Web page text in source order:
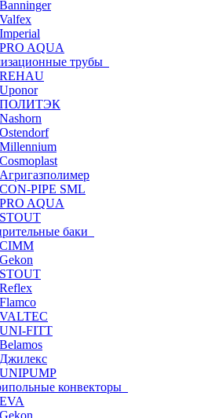
Banninger
Valfex
Imperial
PRO AQUA
трубы
REHAU
Uponor
ПОЛИТЭК
Nashorn
Ostendorf
Millennium
Cosmoplast
Агригазполимер
CON-PIPE SML
PRO AQUA
STOUT
баки
CIMM
Gekon
STOUT
Reflex
Flamco
VALTEC
UNI-FITT
Belamos
Джилекс
UNIPUMP
конвекторы
EVA
Gekon